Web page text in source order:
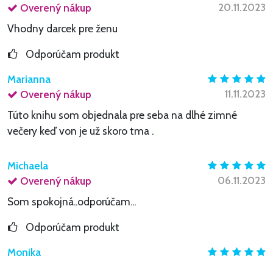
Overený nákup
20.11.2023
Vhodny darcek pre ženu
Odporúčam produkt
Marianna
Overený nákup
11.11.2023
Túto knihu som objednala pre seba na dlhé zimné
večery keď von je už skoro tma .
Michaela
Overený nákup
06.11.2023
Som spokojná..odporúčam...
Odporúčam produkt
Monika